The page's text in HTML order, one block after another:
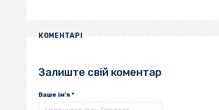
КОМЕНТАРІ
Залиште свій коментар
Ваше ім'я *